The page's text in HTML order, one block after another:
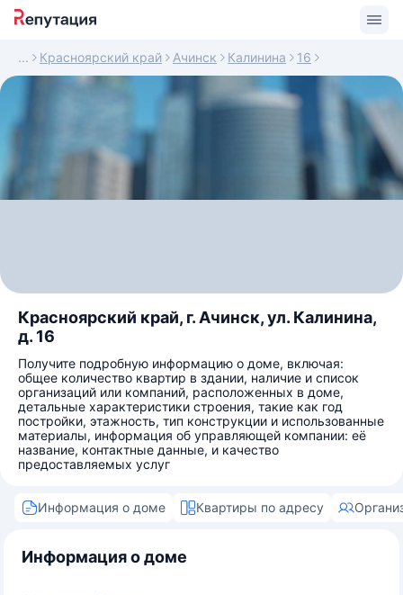
Красноярский край Ачинск Калинина 16
Красноярский край, г. Ачинск, ул. Калинина,
д. 16
Получите подробную информацию о доме, включая:
общее количество квартир в здании, наличие и список
организаций или компаний, расположенных в доме,
детальные характеристики строения, такие как год
постройки, этажность, тип конструкции и использованные
материалы, информация об управляющей компании: её
название, контактные данные, и качество
предоставляемых услуг
Информация о доме Квартиры по адресу
Информация о доме